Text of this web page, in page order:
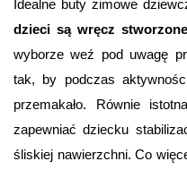
Idealne buty zimowe
dzieci są wręcz
wyborze weź pod uwagę
tak, by podczas
przemakało. Równie
zapewniać dziecku
śliskiej nawierzchni. Co